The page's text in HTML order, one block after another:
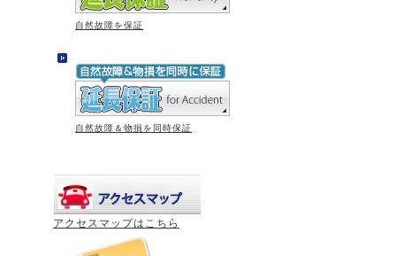
自然故障を保証
自然故障＆物損を同時保証
アクセスマップはこちら